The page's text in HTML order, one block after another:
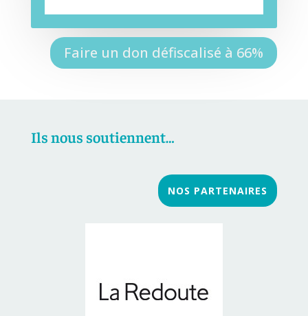
Faire un don défiscalisé à 66%
Ils nous soutiennent…
NOS PARTENAIRES